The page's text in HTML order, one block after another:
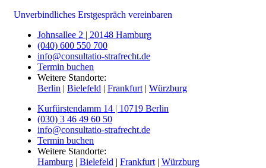
Unverbindliches Erstgespräch vereinbaren
Johnsallee 2 | 20148 Hamburg
(040) 600 550 700
info@consultatio-strafrecht.de
Termin buchen
Weitere Standorte:
Berlin | Bielefeld | Frankfurt| Würzburg
Kurfürstendamm 14 | 10719 Berlin
(030) 3 46 49 60 50
info@consultatio-strafrecht.de
Termin buchen
Weitere Standorte:
Hamburg | Bielefeld | Frankfurt| Würzburg